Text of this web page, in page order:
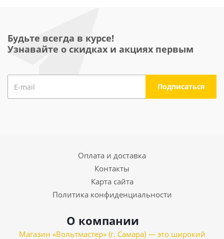
Будьте всегда в курсе!
Узнавайте о скидках и акциях первым
Оплата и доставка
Контакты
Карта сайта
Политика конфиденциальности
О компании
Магазин «Вольтмастер» (г. Самара) — это широкий